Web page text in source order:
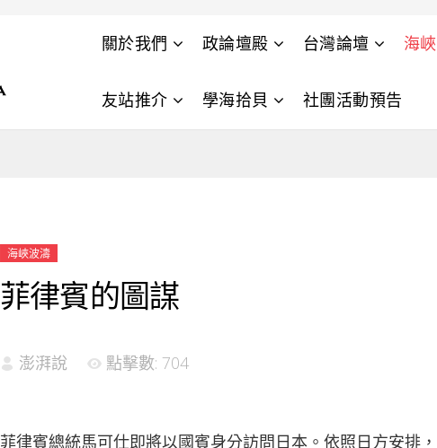
關於我們 政論壇殿 台灣論壇 海
友站推介 學海拾貝 社團活動預告
海峽波濤
菲律賓的圖謀
澎湃說 點擊數: 704
菲律賓總統馬可仕即將以國賓身分訪問日本。依照日方安排